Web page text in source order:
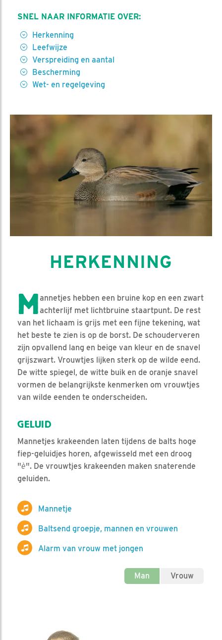
SNEL NAAR INFORMATIE OVER:
Herkenning
Leefwijze
Verspreiding en aantal
Bescherming
Wet- en regelgeving
HERKENNING
M annetjes hebben een bruine kop en een zwart
achterlijf met lichtbruine staartpunt. De rest
van het lichaam is grijs met een fijne tekening, wat
het beste te zien is op de borst. De schouderveren
zijn opvallend lang en beige van kleur en de snavel
grijszwart. Vrouwtjes lijken sterk op de wilde eend.
De witte spiegel, de witte buik en de oranje snavel
vormen de belangrijkste kenmerken om vrouwtjes
van wilde eenden te onderscheiden.
GELUID
Mannetjes krakeenden laten tijdens de balts hoge
fiep-geluidjes horen, afgewisseld met een droog
"è". De vrouwtjes krakeenden maken snaterende
geluiden.
Mannetje
Baltsend groepje, mannen en vrouwen
Alarm van vrouw met jongen
Man Vrouw